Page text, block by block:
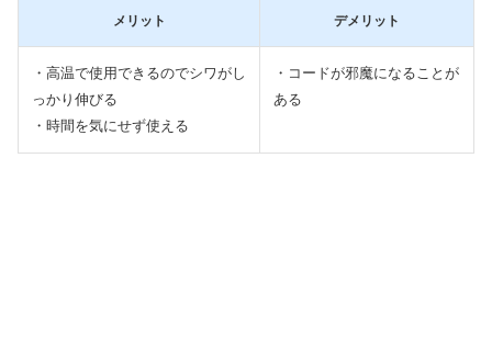
メリット デメリット
・高温で使用できるのでシワがし
っかり伸びる
・時間を気にせず使える
・コードが邪魔になることが
ある